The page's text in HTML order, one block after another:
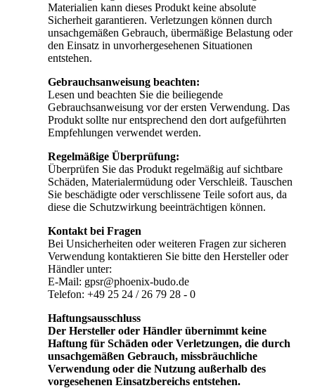
Materialien kann dieses Produkt keine absolute
Sicherheit garantieren. Verletzungen können durch
unsachgemäßen Gebrauch, übermäßige Belastung oder
den Einsatz in unvorhergesehenen Situationen
entstehen.
Gebrauchsanweisung beachten:
Lesen und beachten Sie die beiliegende
Gebrauchsanweisung vor der ersten Verwendung. Das
Produkt sollte nur entsprechend den dort aufgeführten
Empfehlungen verwendet werden.
Regelmäßige Überprüfung:
Überprüfen Sie das Produkt regelmäßig auf sichtbare
Schäden, Materialermüdung oder Verschleiß. Tauschen
Sie beschädigte oder verschlissene Teile sofort aus, da
diese die Schutzwirkung beeinträchtigen können.
Kontakt bei Fragen
Bei Unsicherheiten oder weiteren Fragen zur sicheren
Verwendung kontaktieren Sie bitte den Hersteller oder
Händler unter:
E-Mail: gpsr@phoenix-budo.de
Telefon: +49 25 24 / 26 79 28 - 0
Haftungsausschluss
Der Hersteller oder Händler übernimmt keine
Haftung für Schäden oder Verletzungen, die durch
unsachgemäßen Gebrauch, missbräuchliche
Verwendung oder die Nutzung außerhalb des
vorgesehenen Einsatzbereichs entstehen.